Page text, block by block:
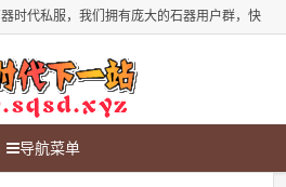
时代私服，我们拥有庞大的石器用户群，快
导航菜单